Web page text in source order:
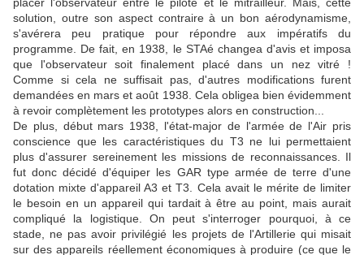
solution, outre son aspect contraire à un bon aérodynamisme,
s'avérera peu pratique pour répondre aux impératifs du
programme. De fait, en 1938, le STAé changea d'avis et imposa
que l'observateur soit finalement placé dans un nez vitré !
Comme si cela ne suffisait pas, d'autres modifications furent
demandées en mars et août 1938. Cela obligea bien évidemment
à revoir complètement les prototypes alors en construction...
De plus, début mars 1938, l'état-major de l'armée de l'Air pris
conscience que les caractéristiques du T3 ne lui permettaient
plus d'assurer sereinement les missions de reconnaissances. Il
fut donc décidé d'équiper les GAR type armée de terre d'une
dotation mixte d'appareil A3 et T3. Cela avait le mérite de limiter
le besoin en un appareil qui tardait à être au point, mais aurait
compliqué la logistique. On peut s'interroger pourquoi, à ce
stade, ne pas avoir privilégié les projets de l'Artillerie qui misait
sur des appareils réellement économiques à produire (ce que le